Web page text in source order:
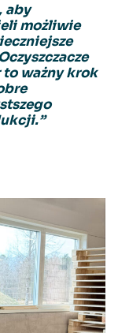
aby
możliwie
ważny krok